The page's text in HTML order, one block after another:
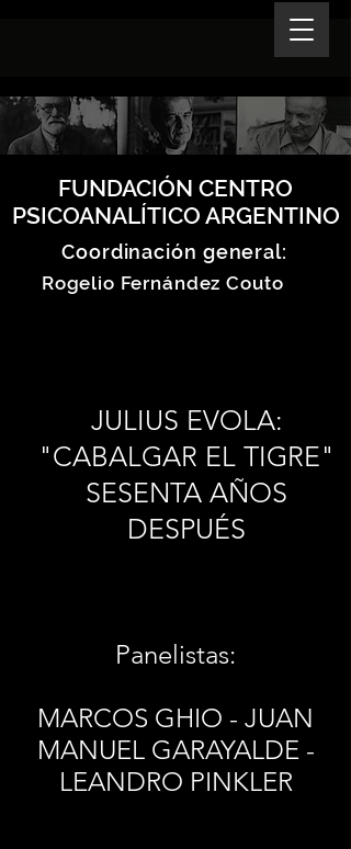
FUNDACIÓN CENTRO
PSICOANALÍTICO ARGENTINO
Coordinación general:
Rogelio Fernández Couto
JULIUS EVOLA:
"CABALGAR EL TIGRE"
SESENTA AÑOS
DESPUÉS
Panelistas:
MARCOS GHIO - JUAN
MANUEL GARAYALDE -
LEANDRO PINKLER